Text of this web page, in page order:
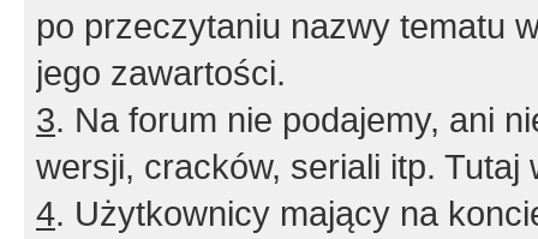
po przeczytaniu nazwy tematu
jego zawartości.
3. Na forum nie podajemy, ani
wersji, cracków, seriali itp. Tutaj
4. Użytkownicy mający na